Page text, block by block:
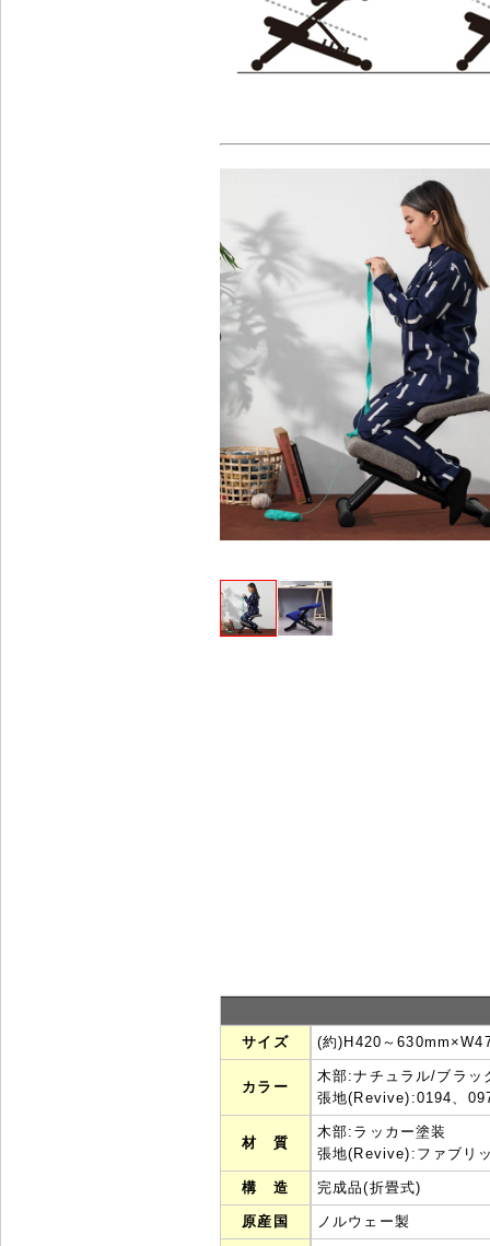
サイズ (約)H420～
カラー
木部:ナチュラル/ブラッ
張地(Revive):0194、
材 質
木部:ラッカー塗装
張地(Revive):ファブリ
構 造 完成品(折畳式)
原産国 ノルウェー製